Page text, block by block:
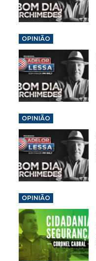
OPINIÃO
OPINIÃO
OPINIÃO